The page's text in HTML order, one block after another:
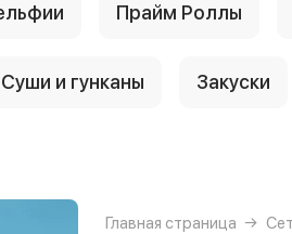
Прайм Роллы
Суши и гунканы Закуски
Главная страница